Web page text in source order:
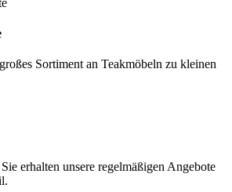
Sortiment an Teakmöbeln zu kleinen
erhalten unsere regelmäßigen Angebote